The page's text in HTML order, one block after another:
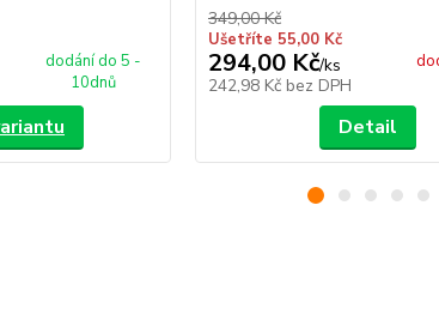
dodání do 5 -
10dnů
349,00 Kč
Ušetříte 55,00 Kč
294,00 Kč/ks
242,98 Kč bez DPH
Detail